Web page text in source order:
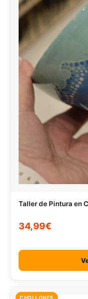
Taller de Pintura en
34,99€
CHOLLONES